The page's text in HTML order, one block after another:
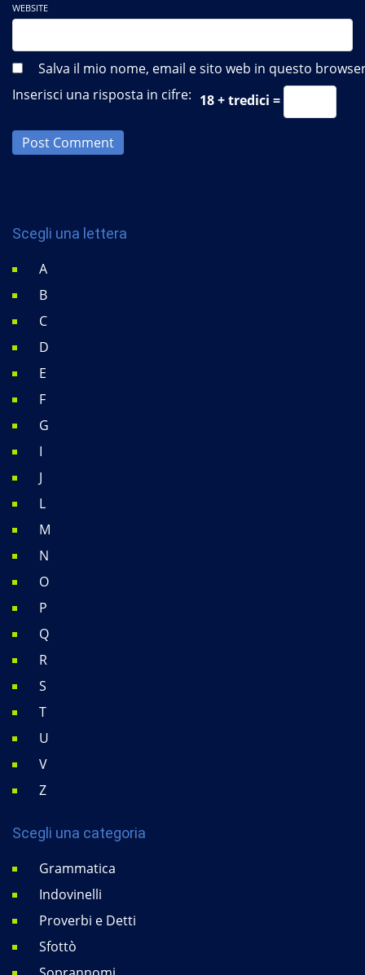
WEBSITE
Salva il mio nome, email e sito web in questo
Inserisci una risposta in cifre: 18 + tredici =
Post Comment
Scegli una lettera
A
B
C
D
E
F
G
I
J
L
M
N
O
P
Q
R
S
T
U
V
Z
Scegli una categoria
Grammatica
Indovinelli
Proverbi e Detti
Sfottò